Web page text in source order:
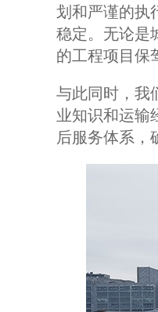
划和严谨的执
稳定。无论是
的工程项目保
与此同时，我
业知识和运输
后服务体系，